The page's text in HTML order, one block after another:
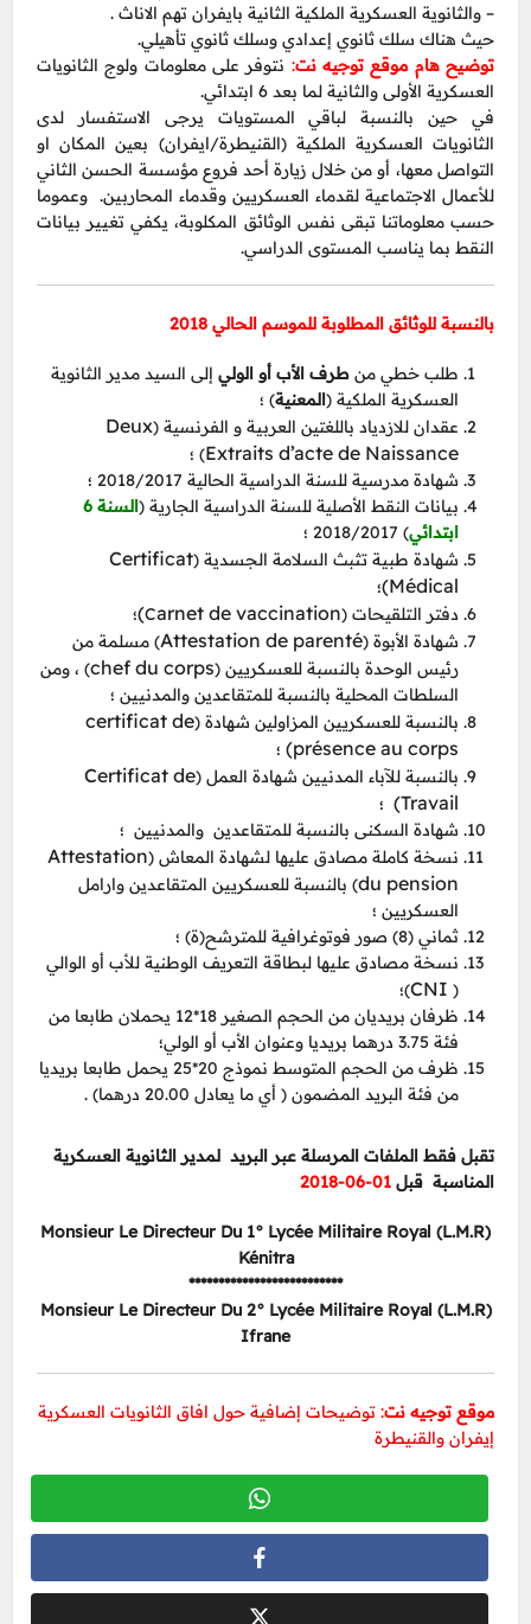
– والثانوية العسكرية الملكية الثانية بايفران تهم الاناث .
حيث هناك سلك ثانوي إعدادي وسلك ثانوي تأهيلي.
توضيح هام موقع توجيه نت: نتوفر على معلومات ولوج الثانويات
العسكرية الأولى والثانية لما بعد 6 ابتدائي.
في حين بالنسبة لباقي المستويات يرجى الاستفسار لدى
الثانويات العسكرية الملكية (القنيطرة/ايفران) بعين المكان او
التواصل معها، أو من خلال زيارة أحد فروع مؤسسة الحسن الثاني
للأعمال الاجتماعية لقدماء العسكريين وقدماء المحاربين. وعموما
حسب معلوماتنا تبقى نفس الوثائق المكلوبة، يكفي تغيير بيانات
النقط بما يناسب المستوى الدراسي.
بالنسبة للوثائق المطلوبة للموسم الحالي 2018
طلب خطي منطرف الأب أو الولي إلى السيد مدير الثانوية
العسكرية الملكية (المعنية) ؛
عقدان للازدياد باللغتين العربية و الفرنسية (Deux
Extraits d’acte de Naissance) ؛
شهادة مدرسية للسنة الدراسية الحالية 2018/2017 ؛
بيانات النقط الأصلية للسنة الدراسية الجارية (
السنة 6
ابتدائي) 2018/2017 ؛
شهادة طبية تثبث السلامة الجسدية (Certificat
Médical) ؛
دفتر التلقيحات (Carnet de vaccination)
؛
شهادة الأبوة (Attestation de parenté) مسلمة من
رئيس الوحدة بالنسبة للعسكريين (chef du corps) ، ومن
السلطات المحلية بالنسبة للمتقاعدين والمدنيين ؛
بالنسبة للعسكريين المزاولين شهادة (certificat de
présence au corps) ؛
بالنسبة للآباء المدنيين شهادة العمل (Certificat de
Travail)
؛
شهادة السكنى بالنسبة للمتقاعدين والمدنيين ؛
نسخة كاملة مصادق عليها لشهادة المعاش (Attestation
du pension) بالنسبة للعسكريين المتقاعدين وارامل
العسكريين ؛
ثماني (8) صور فوتوغرافية للمترشح(ة) ؛
نسخة مصادق عليها لبطاقة التعريف الوطنية للأب أو الوالي
(
CNI)؛
ظرفان بريديان من الحجم الصغير 18*12 يحملان طابعا من
فئة 3.75 درهما بريديا وعنوان الأب أو الولي؛
ظرف من الحجم المتوسط نموذج 20*25 يحمل طابعا بريديا
من فئة البريد المضمون ( أي ما يعادل 20.00 درهما) .
تقبل فقط الملفات المرسلة عبر البريد لمدير الثانوية العسكرية
المناسبة قبل01-06-2018
Monsieur Le Directeur Du 1° Lycée Militaire Royal (L.M.R)
Kénitra
**************************
Monsieur Le Directeur Du 2° Lycée Militaire Royal (L.M.R)
Ifrane
موقع توجيه نت:توضيحات إضافية حول افاق الثانويات العسكرية
إيفران والقنيطرة